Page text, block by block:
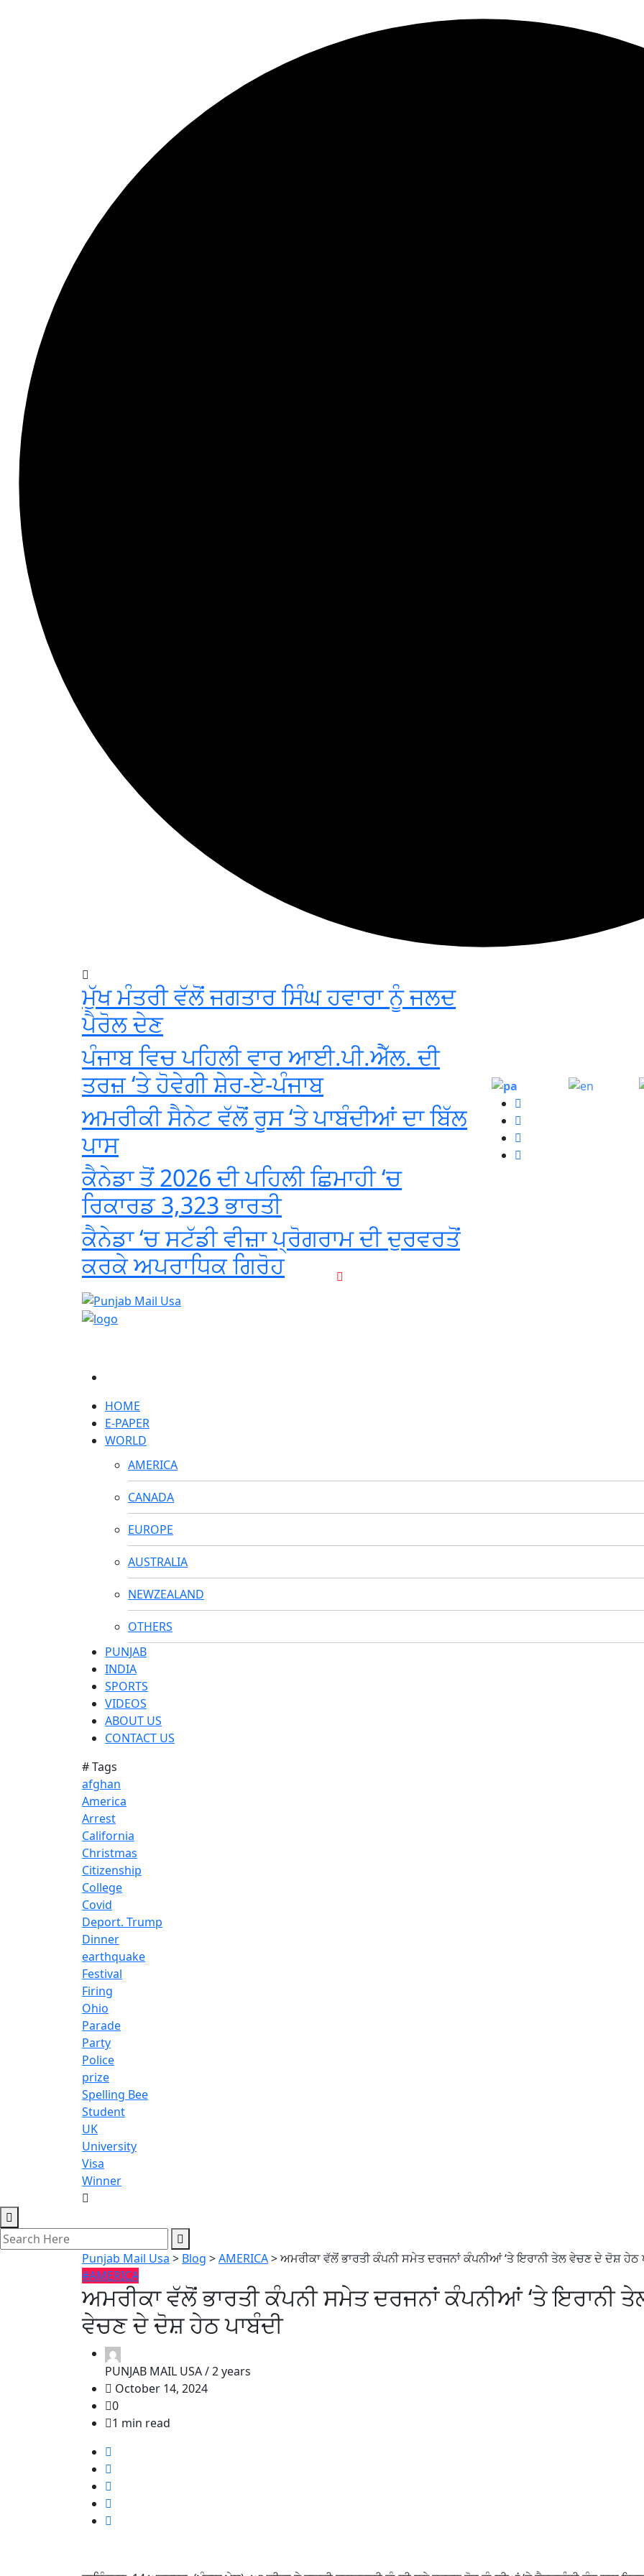
ਮੁੱਖ ਮੰਤਰੀ ਵੱਲੋਂ ਜਗਤਾਰ ਸਿੰਘ ਹਵਾਰਾ ਨੂੰ ਜਲਦ
ਪੈਰੋਲ ਦੇਣ
ਪੰਜਾਬ ਵਿਚ ਪਹਿਲੀ ਵਾਰ ਆਈ.ਪੀ.ਐੱਲ. ਦੀ
ਤਰਜ਼ ‘ਤੇ ਹੋਵੇਗੀ ਸ਼ੇਰ-ਏ-ਪੰਜਾਬ
ਅਮਰੀਕੀ ਸੈਨੇਟ ਵੱਲੋਂ ਰੂਸ ‘ਤੇ ਪਾਬੰਦੀਆਂ ਦਾ ਬਿੱਲ
ਪਾਸ
ਕੈਨੇਡਾ ਤੋਂ 2026 ਦੀ ਪਹਿਲੀ ਛਿਮਾਹੀ ‘ਚ
ਰਿਕਾਰਡ 3,323 ਭਾਰਤੀ
ਕੈਨੇਡਾ ‘ਚ ਸਟੱਡੀ ਵੀਜ਼ਾ ਪ੍ਰੋਗਰਾਮ ਦੀ ਦੁਰਵਰਤੋਂ
ਕਰਕੇ ਅਪਰਾਧਿਕ ਗਿਰੋਹ
HOME
E-PAPER
WORLD
AMERICA
CANADA
EUROPE
AUSTRALIA
NEWZEALAND
OTHERS
PUNJAB
INDIA
SPORTS
VIDEOS
ABOUT US
CONTACT US
# Tags
afghan
America
Arrest
California
Christmas
Citizenship
College
Covid
Deport. Trump
Dinner
earthquake
Festival
Firing
Ohio
Parade
Party
Police
prize
Spelling Bee
Student
UK
University
Visa
Winner
Punjab Mail Usa > Blog >AMERICA>ਅਮਰੀਕਾ ਵੱਲੋਂ ਭਾਰਤੀ ਕੰਪਨੀ ਸਮੇਤ ਦਰਜਨਾਂ ਕੰਪਨੀਆਂ ‘ਤੇ ਇਰਾਨੀ ਤੇਲ ਵੇਚਣ ਦੇ ਦੋਸ਼ ਹੇਠ
#AMERICA
ਅਮਰੀਕਾ ਵੱਲੋਂ ਭਾਰਤੀ ਕੰਪਨੀ ਸਮੇਤ ਦਰਜਨਾਂ ਕੰਪਨੀਆਂ ‘ਤੇ ਇਰਾਨੀ
ਵੇਚਣ ਦੇ ਦੋਸ਼ ਹੇਠ ਪਾਬੰਦੀ
PUNJAB MAIL USA /2 years
October 14, 2024
0
1 min read